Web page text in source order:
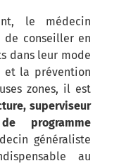
le médecin
de conseiller en
dans leur mode
et la prévention
zones, il est
superviseur
programme
généraliste
au